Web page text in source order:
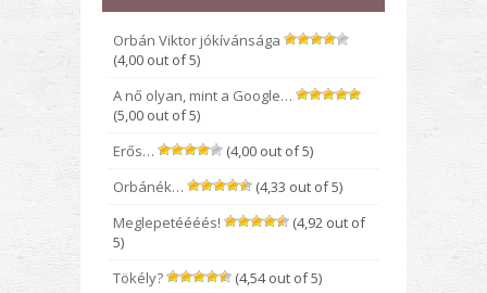
Orbán Viktor jókívánsága
(4,00 out of 5)
A nő olyan, mint a Google…
(5,00 out of 5)
Erős…
(4,00 out of 5)
Orbánék…
(4,33 out of 5)
Meglepetéééés!
(4,92 out of
5)
Tökély?
(4,54 out of 5)